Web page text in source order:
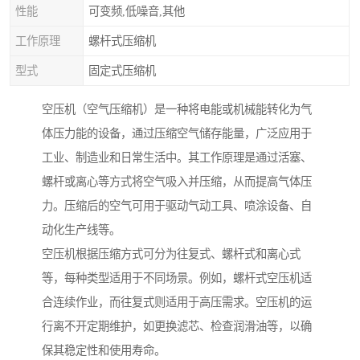
性能 可变频,低噪音,其他
工作原理 螺杆式压缩机
型式 固定式压缩机
空压机（空气压缩机）是一种将电能或机械能转化为气
体压力能的设备，通过压缩空气储存能量，广泛应用于
工业、制造业和日常生活中。其工作原理是通过活塞、
螺杆或离心等方式将空气吸入并压缩，从而提高气体压
力。压缩后的空气可用于驱动气动工具、喷涂设备、自
动化生产线等。
空压机根据压缩方式可分为往复式、螺杆式和离心式
等，每种类型适用于不同场景。例如，螺杆式空压机适
合连续作业，而往复式则适用于高压需求。空压机的运
行离不开定期维护，如更换滤芯、检查润滑油等，以确
保其稳定性和使用寿命。